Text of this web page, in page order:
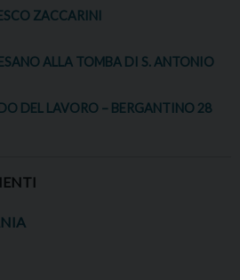
ZACCARINI
ALLA TOMBA DI S. ANTONIO
DEL LAVORO – BERGANTINO 28